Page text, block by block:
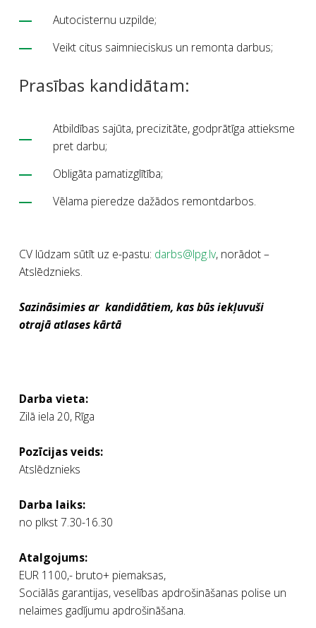
Autocisternu uzpilde;
Veikt citus saimnieciskus un remonta darbus;
Prasības kandidātam:
Atbildības sajūta, precizitāte, godprātīga attieksme
pret darbu;
Obligāta pamatizglītība;
Vēlama pieredze dažādos remontdarbos.
CV lūdzam sūtīt uz e-pastu: darbs@lpg.lv, norādot –
Atslēdznieks.
Sazināsimies ar kandidātiem, kas būs iekļuvuši
otrajā atlases kārtā
Darba vieta:
Zilā iela 20, Rīga
Pozīcijas veids:
Atslēdznieks
Darba laiks:
no plkst 7.30-16.30
Atalgojums:
EUR 1100,- bruto+ piemaksas,
Sociālās garantijas, veselības apdrošināšanas polise un
nelaimes gadījumu apdrošināšana.